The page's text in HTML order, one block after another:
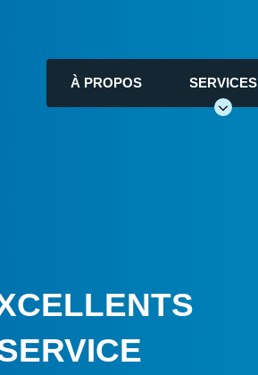
À PROPOS SERVICES